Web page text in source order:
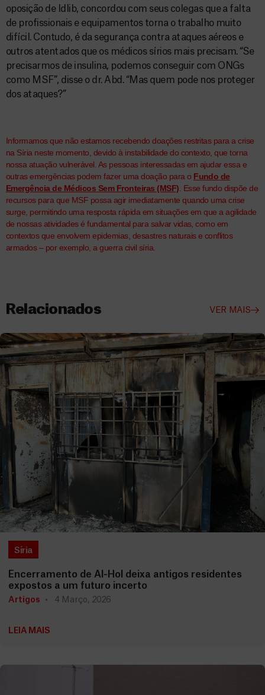
oposição de Idlib, concordou com seus colegas que a falta
de profissionais e equipamentos torna o trabalho muito
difícil. Contudo, é da segurança contra ataques aéreos e
outros atentados que os médicos sírios mais precisam. “Se
precisarmos de insulina, podemos conseguir com ONGs
como MSF”, disse o dr. Abd. “Mas quem pode nos proteger
dos ataques?”
Informamos que não estamos recebendo doações restritas para a crise
na Síria neste momento, devido à instabilidade do contexto, que torna
nossa atuação vulnerável. As pessoas interessadas em ajudar essa e
outras emergências podem fazer uma doação para o Fundo de
Emergência de Médicos Sem Fronteiras (MSF) . Esse fundo dispõe de
recursos para que MSF possa agir imediatamente quando uma crise
surge, permitindo uma resposta rápida em situações em que a agilidade
de nossas atividades é fundamental para salvar vidas, como em
contextos que envolvem epidemias, desastres naturais e conflitos
armados – por exemplo, a guerra civil síria.
Relacionados VER MAIS
Síria
Encerramento de Al-Hol deixa antigos residentes
expostos a um futuro incerto
Artigos 4 Março, 2026
LEIA MAIS